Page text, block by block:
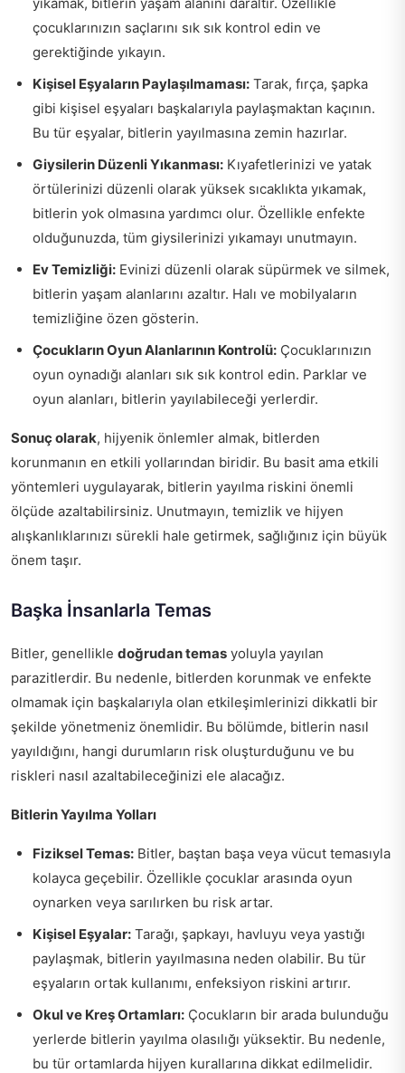
çocuklarınızın saçlarını sık sık kontrol edin ve
gerektiğinde yıkayın.
Kişisel Eşyaların Paylaşılmaması: Tarak, fırça, şapka
gibi kişisel eşyaları başkalarıyla paylaşmaktan kaçının.
Bu tür eşyalar, bitlerin yayılmasına zemin hazırlar.
Giysilerin Düzenli Yıkanması: Kıyafetlerinizi ve yatak
örtülerinizi düzenli olarak yüksek sıcaklıkta yıkamak,
bitlerin yok olmasına yardımcı olur. Özellikle enfekte
olduğunuzda, tüm giysilerinizi yıkamayı unutmayın.
Ev Temizliği: Evinizi düzenli olarak süpürmek ve silmek,
bitlerin yaşam alanlarını azaltır. Halı ve mobilyaların
temizliğine özen gösterin.
Çocukların Oyun Alanlarının Kontrolü: Çocuklarınızın
oyun oynadığı alanları sık sık kontrol edin. Parklar ve
oyun alanları, bitlerin yayılabileceği yerlerdir.
Sonuç olarak, hijyenik önlemler almak, bitlerden
korunmanın en etkili yollarından biridir. Bu basit ama etkili
yöntemleri uygulayarak, bitlerin yayılma riskini önemli
ölçüde azaltabilirsiniz. Unutmayın, temizlik ve hijyen
alışkanlıklarınızı sürekli hale getirmek, sağlığınız için büyük
önem taşır.
Başka İnsanlarla Temas
Bitler, genellikle doğrudan temas yoluyla yayılan
parazitlerdir. Bu nedenle, bitlerden korunmak ve enfekte
olmamak için başkalarıyla olan etkileşimlerinizi dikkatli bir
şekilde yönetmeniz önemlidir. Bu bölümde, bitlerin nasıl
yayıldığını, hangi durumların risk oluşturduğunu ve bu
riskleri nasıl azaltabileceğinizi ele alacağız.
Bitlerin Yayılma Yolları
Fiziksel Temas: Bitler, baştan başa veya vücut temasıyla
kolayca geçebilir. Özellikle çocuklar arasında oyun
oynarken veya sarılırken bu risk artar.
Kişisel Eşyalar: Tarağı, şapkayı, havluyu veya yastığı
paylaşmak, bitlerin yayılmasına neden olabilir. Bu tür
eşyaların ortak kullanımı, enfeksiyon riskini artırır.
Okul ve Kreş Ortamları: Çocukların bir arada bulunduğu
yerlerde bitlerin yayılma olasılığı yüksektir. Bu nedenle,
bu tür ortamlarda hijyen kurallarına dikkat edilmelidir.